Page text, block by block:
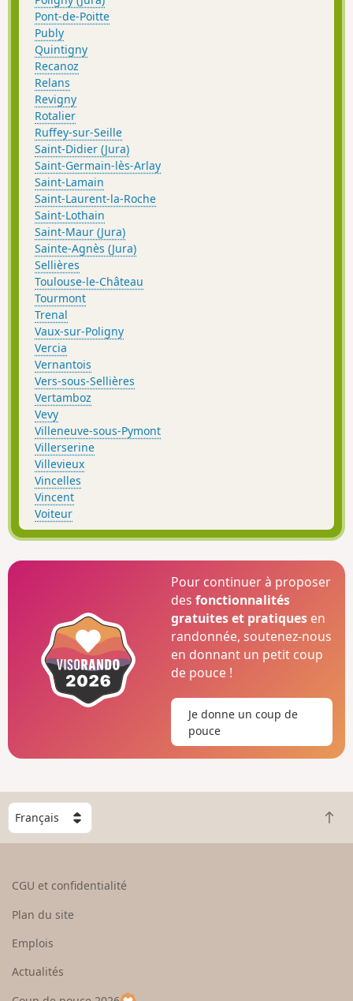
Pont-de-Poitte
Publy
Quintigny
Recanoz
Relans
Revigny
Rotalier
Ruffey-sur-Seille
Saint-Didier (Jura)
Saint-Germain-lès-Arlay
Saint-Lamain
Saint-Laurent-la-Roche
Saint-Lothain
Saint-Maur (Jura)
Sainte-Agnès (Jura)
Sellières
Toulouse-le-Château
Tourmont
Trenal
Vaux-sur-Poligny
Vercia
Vernantois
Vers-sous-Sellières
Vertamboz
Vevy
Villeneuve-sous-Pymont
Villerserine
Villevieux
Vincelles
Vincent
Voiteur
Pour continuer à proposer
desfonctionnalités
gratuites et pratiques en
randonnée, soutenez-nous
en donnant un petit coup
de pouce !
Je donne un coup de
pouce
C
o
e
u
R
e
CGU et confidentialité
Plan du site
Emplois
Actualités